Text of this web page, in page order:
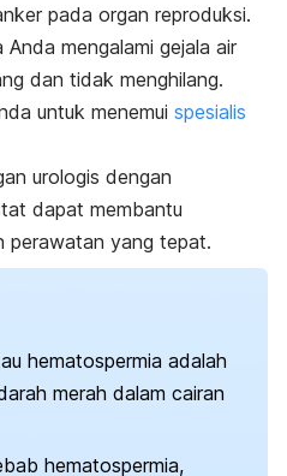
pada organ reproduksi.
mengalami gejala air
dan tidak menghilang.
untuk menemui spesialis
urologis dengan
dapat membantu
perawatan yang tepat.
hematospermia adalah
merah dalam cairan
hematospermia,